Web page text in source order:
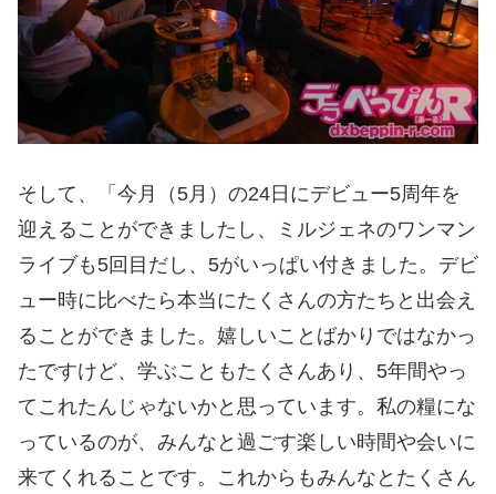
そして、「今月（5月）の24日にデビュー5周年を
迎えることができましたし、ミルジェネのワンマン
ライブも5回目だし、5がいっぱい付きました。デビ
ュー時に比べたら本当にたくさんの方たちと出会え
ることができました。嬉しいことばかりではなかっ
たですけど、学ぶこともたくさんあり、5年間やっ
てこれたんじゃないかと思っています。私の糧にな
っているのが、みんなと過ごす楽しい時間や会いに
来てくれることです。これからもみんなとたくさん